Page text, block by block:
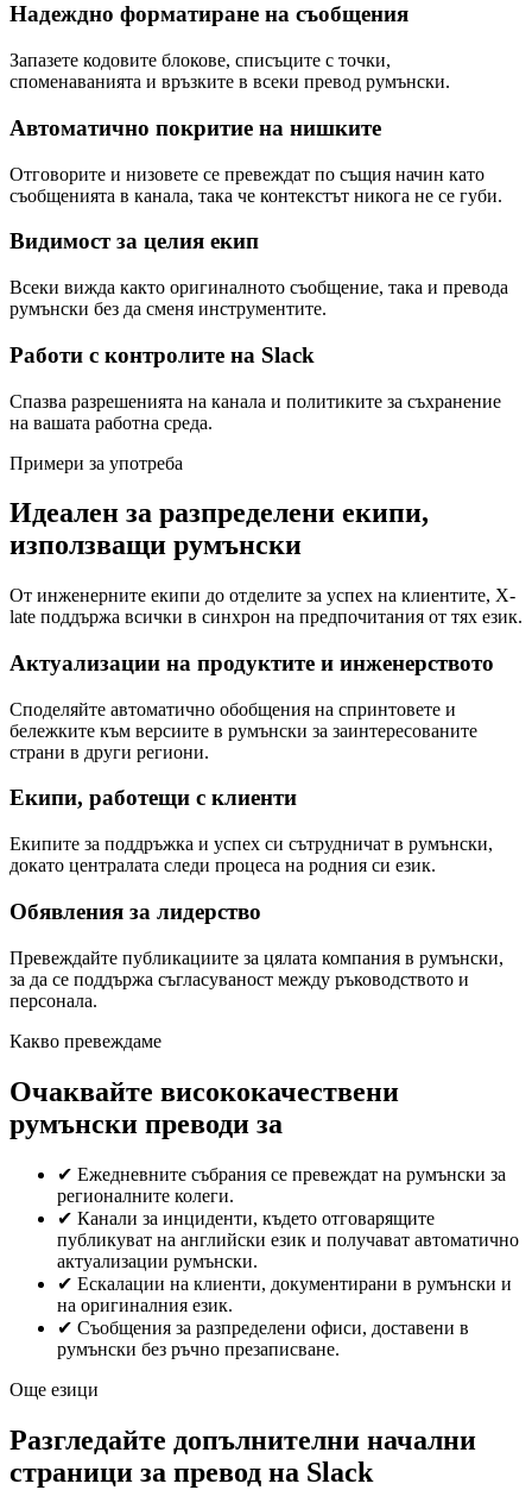
Надеждно форматиране на съобщения
Запазете кодовите блокове, списъците с точки,
споменаванията и връзките в всеки превод румънски.
Автоматично покритие на нишките
Отговорите и низовете се превеждат по същия начин като
съобщенията в канала, така че контекстът никога не се губи.
Видимост за целия екип
Всеки вижда както оригиналното съобщение, така и превода
румънски без да сменя инструментите.
Работи с контролите на Slack
Спазва разрешенията на канала и политиките за съхранение
на вашата работна среда.
Примери за употреба
Идеален за разпределени екипи,
използващи румънски
От инженерните екипи до отделите за успех на клиентите, X-
late поддържа всички в синхрон на предпочитания от тях език.
Актуализации на продуктите и инженерството
Споделяйте автоматично обобщения на спринтовете и
бележките към версиите в румънски за заинтересованите
страни в други региони.
Екипи, работещи с клиенти
Екипите за поддръжка и успех си сътрудничат в румънски,
докато централата следи процеса на родния си език.
Обявления за лидерство
Превеждайте публикациите за цялата компания в румънски,
за да се поддържа съгласуваност между ръководството и
персонала.
Какво превеждаме
Очаквайте висококачествени
румънски преводи за
✔ Ежедневните събрания се превеждат на румънски за
регионалните колеги.
✔ Канали за инциденти, където отговарящите
публикуват на английски език и получават автоматично
актуализации румънски.
✔ Ескалации на клиенти, документирани в румънски и
на оригиналния език.
✔ Съобщения за разпределени офиси, доставени в
румънски без ръчно презаписване.
Още езици
Разгледайте допълнителни начални
страници за превод на Slack